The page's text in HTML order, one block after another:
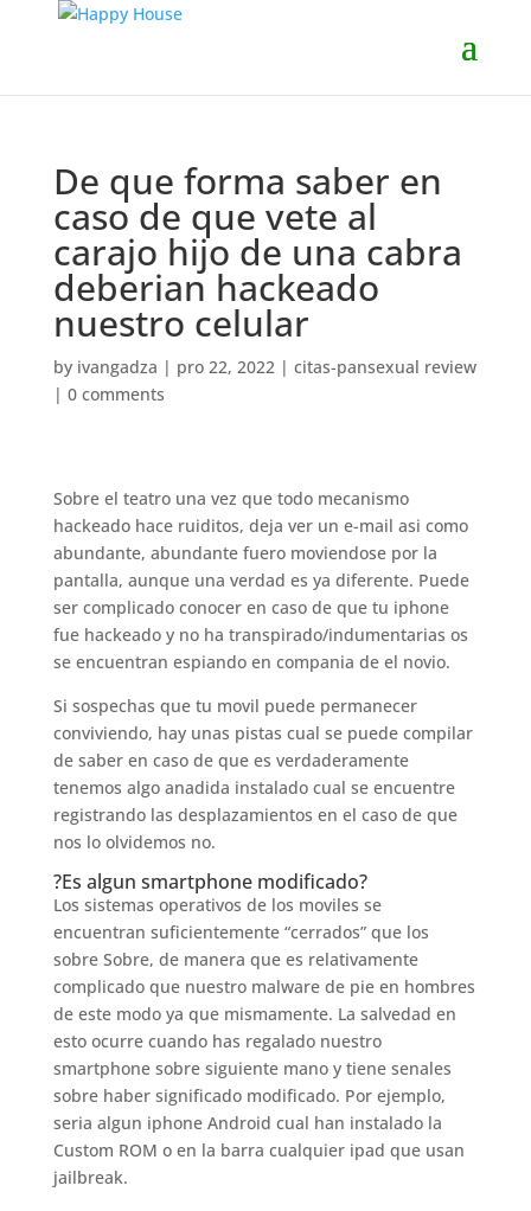
De que forma saber en
caso de que vete al
carajo hijo de una cabra
deberian hackeado
nuestro celular
by ivangadza | pro 22, 2022| citas-pansexual review
| 0 comments
Sobre el teatro una vez que todo mecanismo
hackeado hace ruiditos, deja ver un e-mail asi­ como
abundante, abundante fuero moviendose por la
pantalla, aunque una verdad es ya diferente. Puede
ser complicado conocer en caso de que tu iphone
fue hackeado y no ha transpirado/indumentarias os
se encuentran espiando en compania de el novio.
Si sospechas que tu movil puede permanecer
conviviendo, hay unas pistas cual se puede compilar
de saber en caso de que es verdaderamente
tenemos algo anadida instalado cual se encuentre
registrando las desplazamientos en el caso de que
nos lo olvidemos no.
?Es algun smartphone modificado?
Los sistemas operativos de los moviles se
encuentran suficientemente “cerrados” que los
sobre Sobre, de manera que es relativamente
complicado que nuestro malware de pie en hombres
de este modo ya que mismamente. La salvedad en
esto ocurre cuando has regalado nuestro
smartphone sobre siguiente mano y tiene senales
sobre haber significado modificado. Por ejemplo,
seri­a algun iphone Android cual han instalado la
Custom ROM o en la barra cualquier ipad que usan
jailbreak.